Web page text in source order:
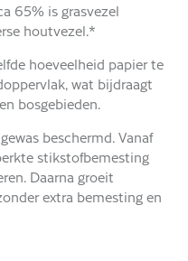
65% is grasvezel
houtvezel.*
hoeveelheid papier te
wat bijdraagt
bosgebieden.
beschermd. Vanaf
stikstofbemesting
Daarna groeit
extra bemesting en